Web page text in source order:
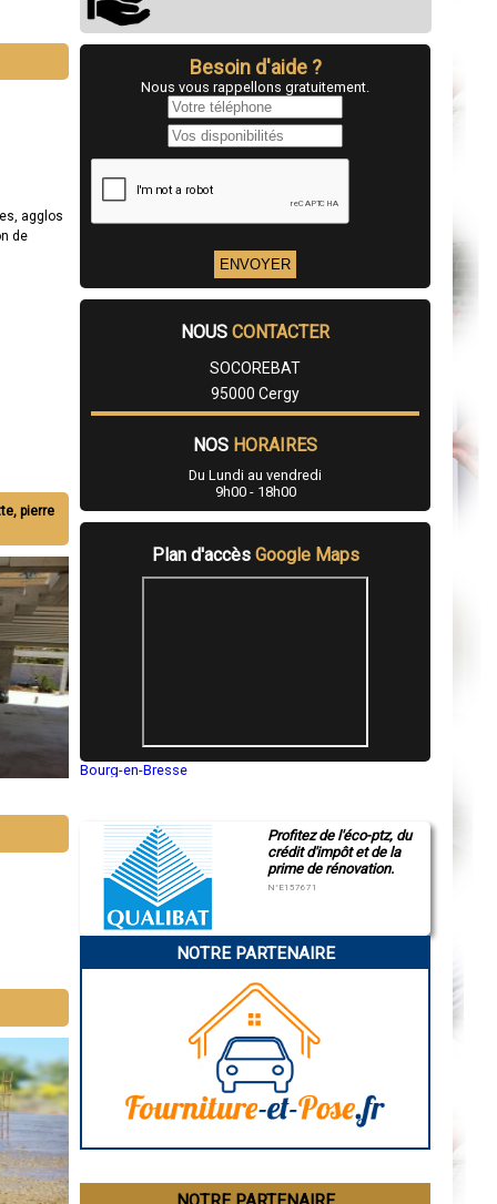
agglos
de
pierre
Besoin d'aide ?
Nous vous rappellons gratuitement.
NOUS CONTACTER
SOCOREBAT
95000 Cergy
NOS HORAIRES
Du Lundi au vendredi
9h00 - 18h00
Plan d'accès Google Maps
Bourg-en-Bresse
Gap
Nice
Annonay
Charleville-Mézières
Troyes
Narbonne
Marseille
Saint-Brieuc
Besançon
Évreux
Profitez de l'éco-ptz, du
crédit d'impôt et de la
prime de rénovation.
N°E157671
NOTRE PARTENAIRE